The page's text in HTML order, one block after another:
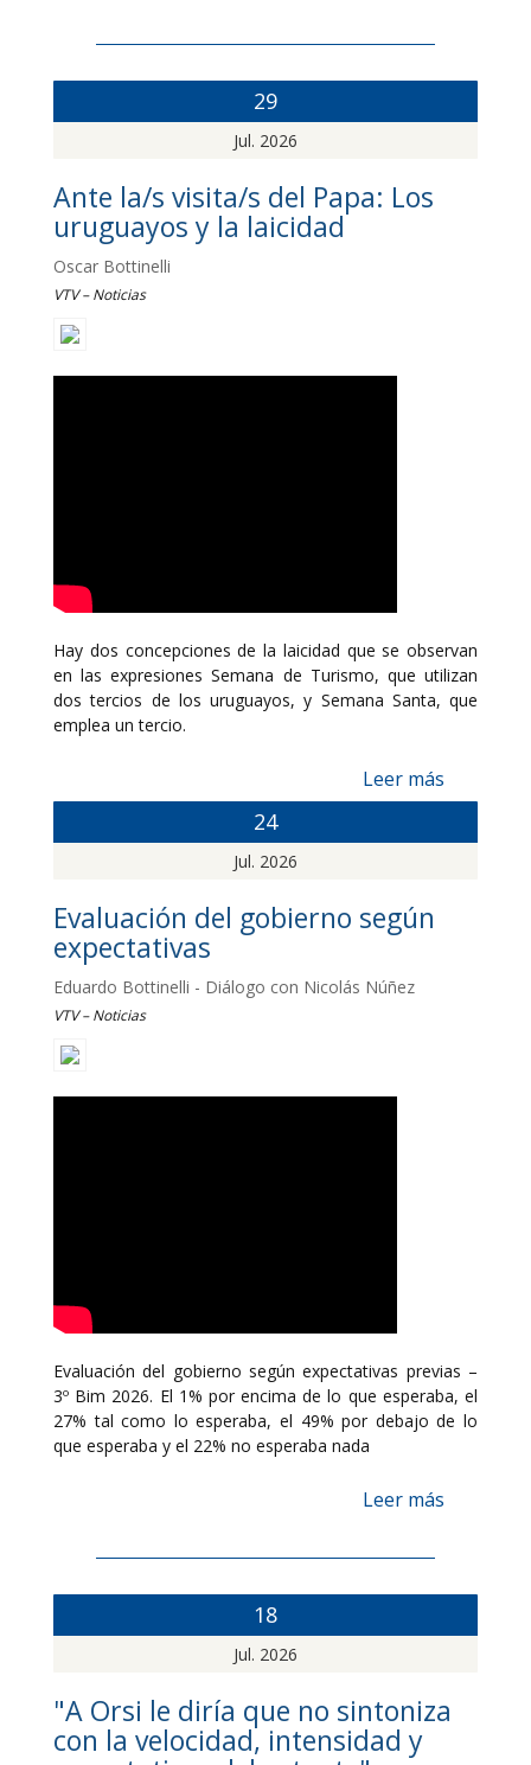
29
Jul. 2026
Ante la/s visita/s del Papa: Los
uruguayos y la laicidad
Oscar Bottinelli
VTV – Noticias
Hay dos concepciones de la laicidad que se observan
en las expresiones Semana de Turismo, que utilizan
dos tercios de los uruguayos, y Semana Santa, que
emplea un tercio.
Leer más
24
Jul. 2026
Evaluación del gobierno según
expectativas
Eduardo Bottinelli - Diálogo con Nicolás Núñez
VTV – Noticias
Evaluación del gobierno según expectativas previas –
3º Bim 2026. El 1% por encima de lo que esperaba, el
27% tal como lo esperaba, el 49% por debajo de lo
que esperaba y el 22% no esperaba nada
Leer más
18
Jul. 2026
"A Orsi le diría que no sintoniza
con la velocidad, intensidad y